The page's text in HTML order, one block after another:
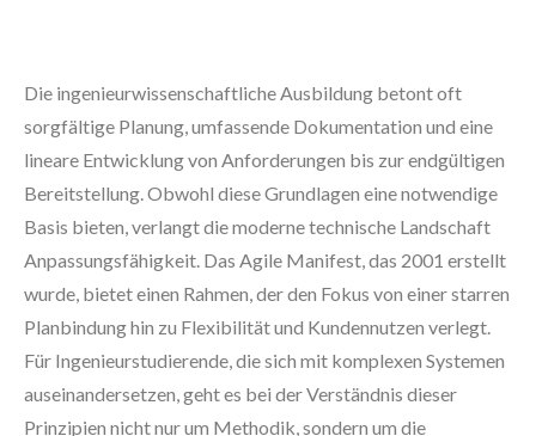
Die ingenieurwissenschaftliche Ausbildung betont oft
sorgfältige Planung, umfassende Dokumentation und eine
lineare Entwicklung von Anforderungen bis zur endgültigen
Bereitstellung. Obwohl diese Grundlagen eine notwendige
Basis bieten, verlangt die moderne technische Landschaft
Anpassungsfähigkeit. Das Agile Manifest, das 2001 erstellt
wurde, bietet einen Rahmen, der den Fokus von einer starren
Planbindung hin zu Flexibilität und Kundennutzen verlegt.
Für Ingenieurstudierende, die sich mit komplexen Systemen
auseinandersetzen, geht es bei der Verständnis dieser
Prinzipien nicht nur um Methodik, sondern um die